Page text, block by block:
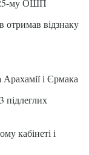
му ОШП
отримав відзнаку
і Єрмака
підлеглих
кабінеті і